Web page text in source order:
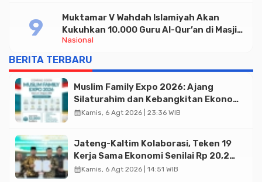
Nasional
Muktamar V Wahdah Islamiyah Akan
Kukuhkan 10.000 Guru Al-Qur’an di Masjid
Istiqlal
BERITA TERBARU
Muslim Family Expo 2026: Ajang
Silaturahim dan Kebangkitan Ekonomi
Halal di Jakarta
calendar_monthKamis, 6 Agt 2026 | 23:36 WIB
Jateng-Kaltim Kolaborasi, Teken 19
Kerja Sama Ekonomi Senilai Rp 20,2
Triliun
calendar_monthKamis, 6 Agt 2026 | 14:51 WIB